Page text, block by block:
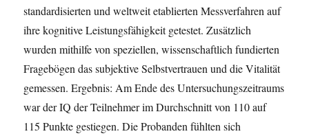
standardisierten und weltweit etablierten Messverfahren auf
ihre kognitive Leistungsfähigkeit getestet. Zusätzlich
wurden mithilfe von speziellen, wissenschaftlich fundierten
Fragebögen das subjektive Selbstvertrauen und die Vitalität
gemessen. Ergebnis: Am Ende des Untersuchungszeitraums
war der IQ der Teilnehmer im Durchschnitt von 110 auf
115 Punkte gestiegen. Die Probanden fühlten sich